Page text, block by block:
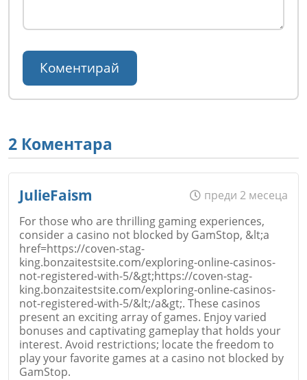
2 Коментара
JulieFaism
преди 2 месеца
For those who are thrilling gaming experiences,
consider a casino not blocked by GamStop, &lt;a
href=https://coven-stag-
king.bonzaitestsite.com/exploring-online-casinos-
not-registered-with-5/&gt;https://coven-stag-
king.bonzaitestsite.com/exploring-online-casinos-
not-registered-with-5/&lt;/a&gt;. These casinos
present an exciting array of games. Enjoy varied
bonuses and captivating gameplay that holds your
interest. Avoid restrictions; locate the freedom to
play your favorite games at a casino not blocked by
GamStop.